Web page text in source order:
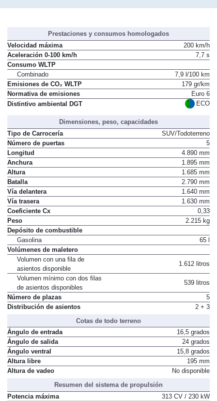
Prestaciones y consumos homologados
Velocidad máxima
200 km/h
Aceleración 0-100 km/h
7,7 s
Consumo WLTP
Combinado
7,9 l/100 km
Emisiones de CO₂ WLTP
179 gr/km
Normativa de emisiones
Euro 6
Distintivo ambiental DGT
ECO
Dimensiones, peso, capacidades
Tipo de Carrocería
SUV/Todoterreno
Número de puertas
5
Longitud
4.890 mm
Anchura
1.895 mm
Altura
1.685 mm
Batalla
2.790 mm
Vía delantera
1.640 mm
Vía trasera
1.630 mm
Coeficiente Cx
0,33
Peso
2.215 kg
Depósito de combustible
Gasolina
65 l
Volúmenes de maletero
Volumen con una fila de
asientos disponible
1.612 litros
Volumen mínimo con dos filas
de asientos disponibles
539 litros
Número de plazas
5
Distribución de asientos
2 + 3
Cotas de todo terreno
Ángulo de entrada
16,5 grados
Ángulo de salida
24 grados
Ángulo ventral
15,8 grados
Altura libre
195 mm
Altura de vadeo
No disponible
Resumen del sistema de propulsión
Potencia máxima
313 CV / 230 kW